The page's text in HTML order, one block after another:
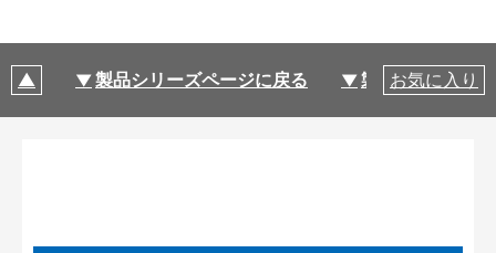
製品シリーズページに戻る 製品仕様
お気に入り